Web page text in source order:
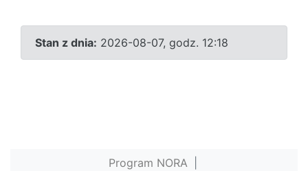
Stan z dnia: 2026-08-07, godz. 12:18
Program NORA